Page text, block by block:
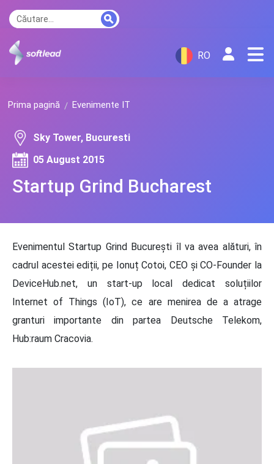
RO
Prima pagină Evenimente IT
Startup Grind Bucharest
Sky Tower, Bucuresti
05 August 2015
Evenimentul Startup Grind București îl va avea alături, în
cadrul acestei ediții, pe Ionuț Cotoi, CEO și CO-Founder la
DeviceHub.net, un start-up local dedicat soluțiilor
Internet of Things (IoT), ce are menirea de a atrage
granturi importante din partea Deutsche Telekom,
Hub:raum Cracovia.